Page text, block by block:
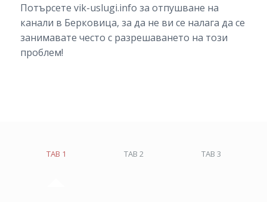
Потърсете vik-uslugi.info за отпушване на
канали в Берковица, за да не ви се налага да се
занимавате често с разрешаването на този
проблем!
TAB 1 TAB 2 TAB 3